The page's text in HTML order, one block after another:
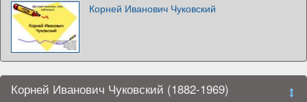
Корней Иванович Чуковский
Корней Иванович Чуковский (1882-1969)